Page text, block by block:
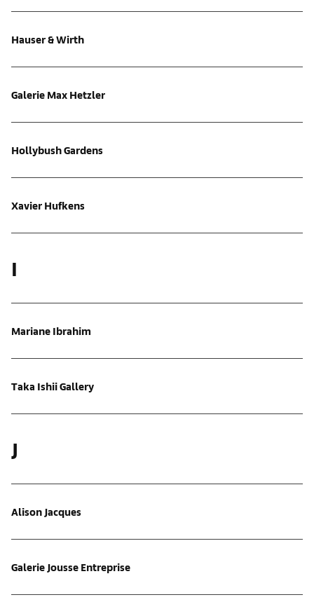
Hauser & Wirth
Galerie Max Hetzler
Hollybush Gardens
Xavier Hufkens
I
Mariane Ibrahim
Taka Ishii Gallery
J
Alison Jacques
Galerie Jousse Entreprise